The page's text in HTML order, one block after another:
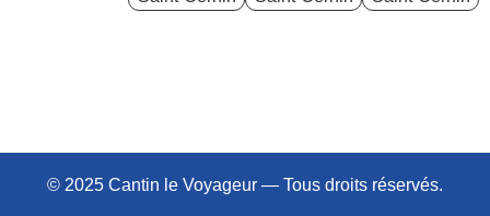
© 2025 Cantin le Voyageur — Tous droits réservés.